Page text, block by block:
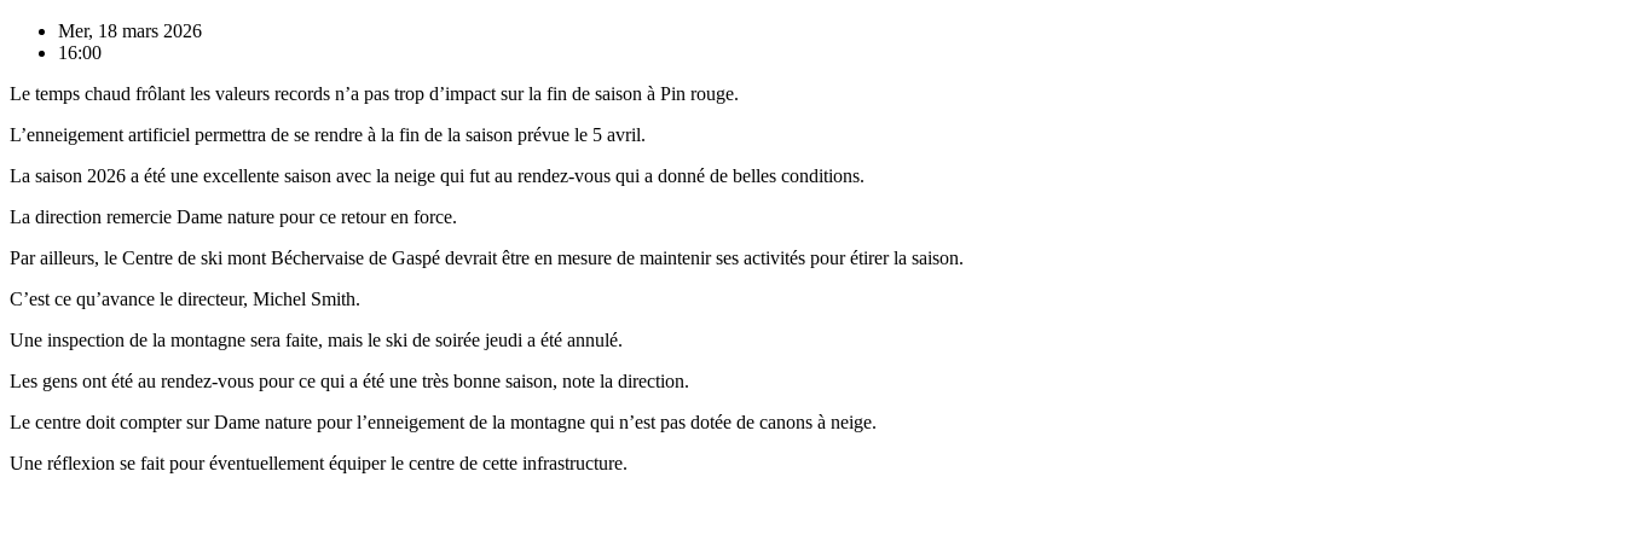
Mer, 18 mars 2026
16:00
Le temps chaud frôlant les valeurs records n’a pas trop d’impact sur la fin de saison à Pin rouge.
L’enneigement artificiel permettra de se rendre à la fin de la saison prévue le 5 avril.
La saison 2026 a été une excellente saison avec la neige qui fut au rendez-vous qui a donné de belles conditions.
La direction remercie Dame nature pour ce retour en force.
Par ailleurs, le Centre de ski mont Béchervaise de Gaspé devrait être en mesure de maintenir ses activités pour étirer la saison.
C’est ce qu’avance le directeur, Michel Smith.
Une inspection de la montagne sera faite, mais le ski de soirée jeudi a été annulé.
Les gens ont été au rendez-vous pour ce qui a été une très bonne saison, note la direction.
Le centre doit compter sur Dame nature pour l’enneigement de la montagne qui n’est pas dotée de canons à neige.
Une réflexion se fait pour éventuellement équiper le centre de cette infrastructure.